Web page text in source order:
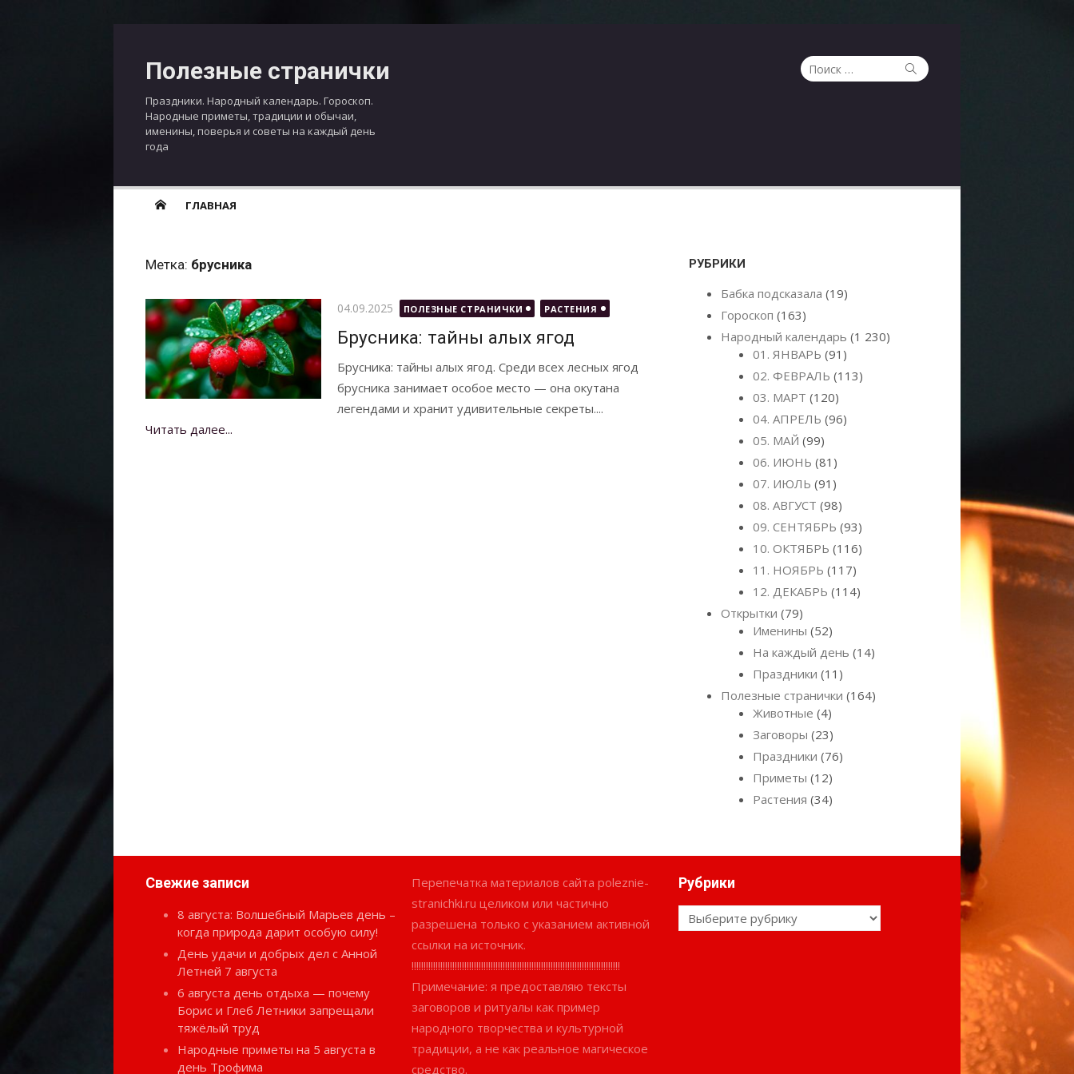
Полезные странички
Праздники. Народный календарь. Гороскоп.
Народные приметы, традиции и обычаи,
именины, поверья и советы на каждый день
года
Поиск
по:
Поиск
ГЛАВНАЯ
Метка: брусника
Опубликовано
04.09.2025 ПОЛЕЗНЫЕ СТРАНИЧКИ РАСТЕНИЯ
Брусника: тайны алых ягод
Брусника: тайны алых ягод. Среди всех лесных ягод
брусника занимает особое место — она окутана
легендами и хранит удивительные секреты....
Читать далее...
РУБРИКИ
Бабка подсказала (19)
Гороскоп (163)
Народный календарь (1 230)
01. ЯНВАРЬ (91)
02. ФЕВРАЛЬ (113)
03. МАРТ (120)
04. АПРЕЛЬ (96)
05. МАЙ (99)
06. ИЮНЬ (81)
07. ИЮЛЬ (91)
08. АВГУСТ (98)
09. СЕНТЯБРЬ (93)
10. ОКТЯБРЬ (116)
11. НОЯБРЬ (117)
12. ДЕКАБРЬ (114)
Открытки (79)
Именины (52)
На каждый день (14)
Праздники (11)
Полезные странички (164)
Животные (4)
Заговоры (23)
Праздники (76)
Приметы (12)
Растения (34)
Свежие записи
8 августа: Волшебный Марьев день –
когда природа дарит особую силу!
День удачи и добрых дел с Анной
Летней 7 августа
6 августа день отдыха — почему
Борис и Глеб Летники запрещали
тяжёлый труд
Народные приметы на 5 августа в
день Трофима
Перепечатка материалов сайта poleznie-
stranichki.ru целиком или частично
разрешена только с указанием активной
ссылки на источник.
!!!!!!!!!!!!!!!!!!!!!!!!!!!!!!!!!!!!!!!!!!!!!!!!!!!!!!!!!!!!!!!!!!!!!!!!!!!!!!!!!!!!!!!
Примечание: я предоставляю тексты
заговоров и ритуалы как пример
народного творчества и культурной
традиции, а не как реальное магическое
средство.
Рубрики
Рубрики